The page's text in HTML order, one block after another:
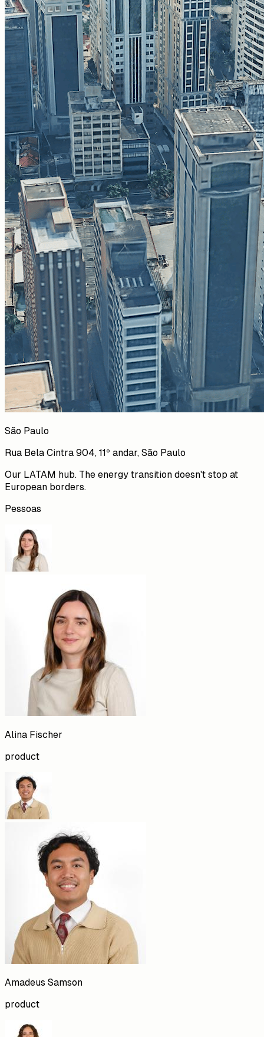
São Paulo
Rua Bela Cintra 904, 11º andar, São Paulo
Our LATAM hub. The energy transition doesn't stop at
European borders.
Pessoas
Alina Fischer
product
Amadeus Samson
product